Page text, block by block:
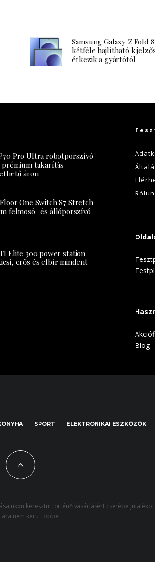
Samsung Galaxy Z Fold
kétféle hajlítható
érkezik a gyártótól
Pro Ultra robotporszívó
takarítás
áron
One Switch S7 Stretch
felmosó- és állóporszívó
Elite 300 power station
erős és elbír mindent
Blog
SPORT ELEKTRONIKAI ESZKÖZÖK
keresztül történő vásárlásért cserébe
ára nem kerül többe.